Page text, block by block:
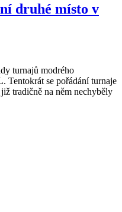
druhé místo v
turnajů modrého
se pořádání turnaje
tradičně na něm nechyběly